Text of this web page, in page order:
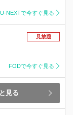
U-NEXTで今すぐ見る
見放題
FODで今すぐ見る
見る